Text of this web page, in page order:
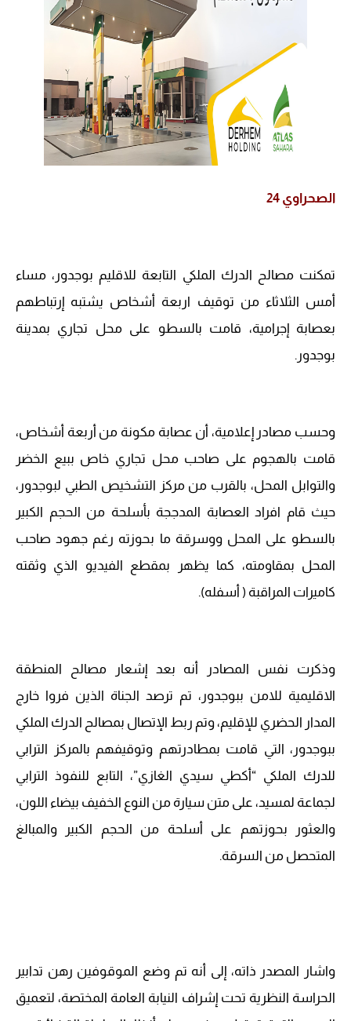
الصحراوي 24
تمكنت مصالح الدرك الملكي التابعة للاقليم بوجدور، مساء
أمس الثلاثاء من توقيف اربعة أشخاص يشتبه إرتباطهم
بعصابة إجرامية، قامت بالسطو على محل تجاري بمدينة
بوجدور.
وحسب مصادر إعلامية، أن عصابة مكونة من أربعة أشخاص،
قامت بالهجوم على صاحب محل تجاري خاص ببيع الخضر
والتوابل المحل، بالقرب من مركز التشخيص الطبي لبوجدور،
حيث قام افراد العصابة المدججة بأسلحة من الحجم الكبير
بالسطو على المحل ووسرقة ما بحوزته رغم جهود صاحب
المحل بمقاومته، كما يظهر بمقطع الفيديو الذي وثقته
كاميرات المراقبة ( أسفله).
وذكرت نفس المصادر أنه بعد إشعار مصالح المنطقة
الاقليمية للامن ببوجدور، تم ترصد الجناة الذين فروا خارج
المدار الحضري للإقليم، وتم ربط الإتصال بمصالح الدرك الملكي
ببوجدور، التي قامت بمطادرتهم وتوقيفهم بالمركز الترابي
للدرك الملكي “أكطي سيدي الغازي”، التابع للنفوذ الترابي
لجماعة لمسيد، على متن سيارة من النوع الخفيف بيضاء اللون،
والعثور بحوزتهم على أسلحة من الحجم الكبير والمبالغ
المتحصل من السرقة.
واشار المصدر ذاته، إلى أنه تم وضع الموقوفين رهن تدابير
الحراسة النظرية تحت إشراف النيابة العامة المختصة، لتعميق